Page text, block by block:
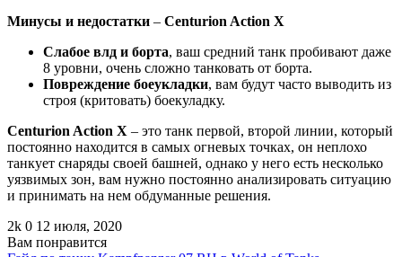
Минусы и недостатки – CenturionAction X
Слабое влд и борта, ваш средний танк пробивают даже
8 уровни, очень сложно танковать от борта.
Повреждение боеукладки, вам будут часто выводить из
строя (критовать) боекуладку.
CenturionAction X – это танк первой, второй линии, который
постоянно находится в самых огневых точках, он неплохо
танкует снаряды своей башней, однако у него есть несколько
уязвимых зон, вам нужно постоянно анализировать ситуацию
и принимать на нем обдуманные решения.
2k 0 12 июля, 2020
Вам понравится